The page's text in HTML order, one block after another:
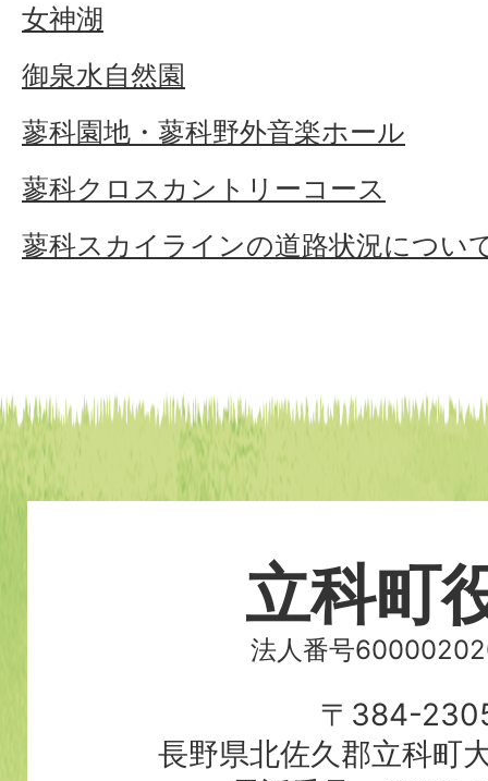
女神湖
御泉水自然園
蓼科園地・蓼科野外音楽ホール
蓼科クロスカントリーコース
蓼科スカイラインの道路状況につい
立科町
法人番号
〒384-
長野県北佐久郡立科町